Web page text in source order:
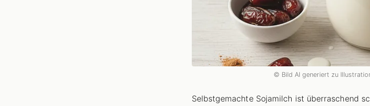
© Bild AI generiert zu
Selbstgemachte Sojamilch ist überraschend